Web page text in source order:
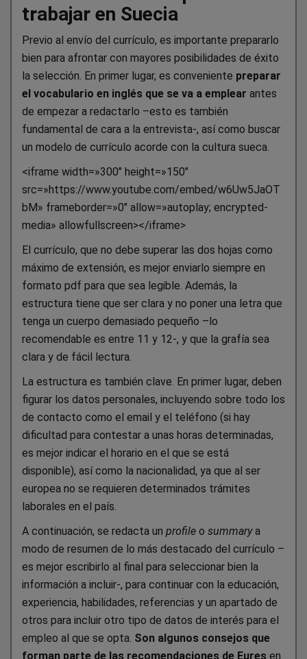
trabajar en Suecia
Previo al envío del currículo, es importante prepararlo
bien para afrontar con mayores posibilidades de éxito
la selección. En primer lugar, es conveniente preparar
el vocabulario en inglés que se va a emplear antes
de empezar a redactarlo –esto es también
fundamental de cara a la entrevista-, así como buscar
un modelo de currículo acorde con la cultura sueca.
<iframe width=»300″ height=»150″
src=»https://www.youtube.com/embed/w6Uw5JaOT
bM» frameborder=»0″ allow=»autoplay; encrypted-
media» allowfullscreen></iframe>
El currículo, que no debe superar las dos hojas como
máximo de extensión, es mejor enviarlo siempre en
formato pdf para que sea legible. Además, la
estructura tiene que ser clara y no poner una letra que
tenga un cuerpo demasiado pequeño –lo
recomendable es entre 11 y 12-, y que la grafía sea
clara y de fácil lectura.
La estructura es también clave. En primer lugar, deben
figurar los datos personales, incluyendo sobre todo los
de contacto como el email y el teléfono (si hay
dificultad para contestar a unas horas determinadas,
es mejor indicar el horario en el que se está
disponible), así como la nacionalidad, ya que al ser
europea no se requieren determinados trámites
laborales en el país.
A continuación, se redacta un profile o summarya
modo de resumen de lo más destacado del currículo –
es mejor escribirlo al final para seleccionar bien la
información a incluir-, para continuar con la educación,
experiencia, habilidades, referencias y un apartado de
otros para incluir otro tipo de datos de interés para el
empleo al que se opta. Son algunos consejos que
forman parte de las recomendaciones de Eures en